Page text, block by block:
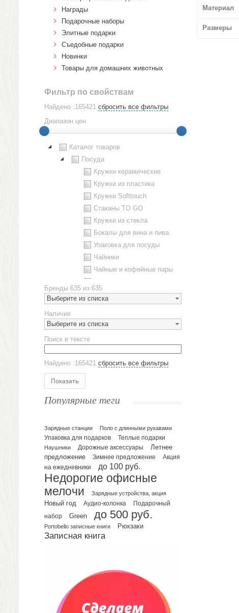
Материал
Размеры
Награды
Подарочные наборы
Элитные подарки
Cъедобные подарки
Новинки
Товары для домашних животных
Фильтр по свойствам
Найдено :165421 сбросить все фильтры
Диапазон цен
Каталог товаров
Посуда
Кружки керамические
Кружки из пластика
Кружки Softtouch
Стаканы TO GO
Кружки из стекла
Бокалы для вина и пива
Упаковка для посуды
Чайники
Чайные и кофейные пары
Наборы посуды
Предметы сервировки
Стаканы
Эко кружки
ЕВРОПОСУДА
Аксессуары
Ежедневники и блокноты
Датированные ежедневники
Планинги и телефонные книжки
Планинги датированные
Планинги недатированные
Телефонные книжки
Еженедельники
Органайзер на ежедневник
Сумки и Рюкзаки
Сумки для планшетов и ноутбуков
Рюкзаки
Конференц-сумки
Несессеры и косметички
Бренды 635 из 635
Выберите из списка
Наличие
Выберите из списка
Поиск в тексте
Найдено :165421 сбросить все фильтры
Показать
Популярные теги
Зарядные станции Поло с длинными рукавами
Упаковка для подарков
Теплые подарки
Наушники
Дорожные аксессуары
Летнее
предложение
Зимнее предложение
Акция
на ежедневники
до 100 руб.
Недорогие офисные
мелочи
Зарядные устройства, акция
Новый год Аудио-колонка
Подарочный
набор
Green до 500 руб.
Portobello записные книги Рюкзаки
Записная книга